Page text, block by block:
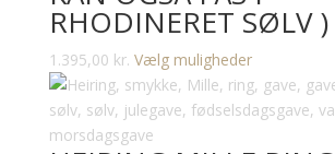
kan
vælges
på
varesiden
RHODINERET SØLV )
1.395,00 kr. Vælg mulighederDette
vare
har